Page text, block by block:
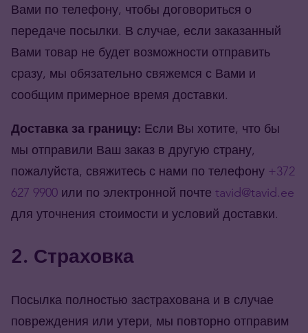
Вами по телефону, чтобы договориться о
передаче посылки. В случае, если заказанный
Вами товар не будет возможности отправить
сразу, мы обязательно свяжемся с Вами и
сообщим примерное время доставки.
Доставка за границу: Если Вы хотите, что бы
мы отправили Ваш заказ в другую страну,
пожалуйста, свяжитесь с нами по телефону +372
627 9900 или по электронной почте tavid@tavid.ee
для уточнения стоимости и условий доставки.
2. Страховка
Посылка полностью застрахована и в случае
повреждения или утери, мы повторно отправим